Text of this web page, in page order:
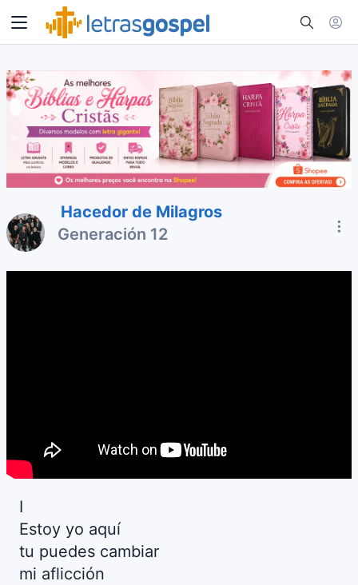
Hacedor de Milagros
Generación 12
I
Estoy yo aquí
tu puedes cambiar
mi aflicción